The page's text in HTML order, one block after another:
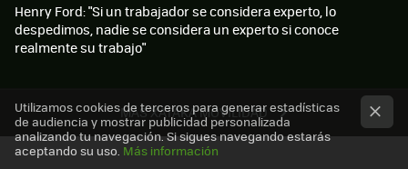
MÁS XATAKA MOVILIDAD
Henry Ford: "Si un trabajador se considera experto, lo
despedimos, nadie se considera un experto si conoce
realmente su trabajo"
Utilizamos cookies de terceros para generar estadísticas
de audiencia y mostrar publicidad personalizada
analizando tu navegación. Si sigues navegando estarás
aceptando su uso. Más información